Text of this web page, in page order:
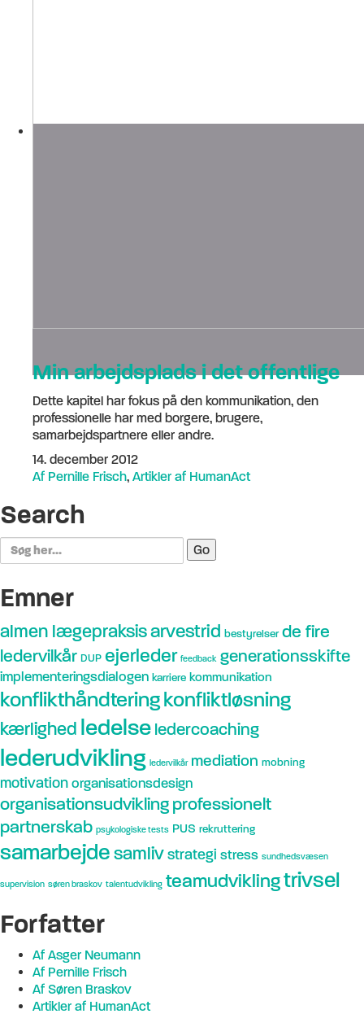
Min arbejdsplads i det offentlige
Dette kapitel har fokus på den kommunikation, den
professionelle har med borgere, brugere,
samarbejdspartnere eller andre.
14. december 2012
Af Pernille Frisch, Artikler af HumanAct
Search
Search
for:
Emner
almen lægepraksisarvestrid bestyrelser de fire
ledervilkår DUP ejerleder feedback generationsskifte
implementeringsdialogen karriere kommunikation
konflikthåndteringkonfliktløsning
kærlighed ledelse ledercoaching
lederudvikling ledervilkår mediation mobning
motivationorganisationsdesign
organisationsudviklingprofessionelt
partnerskab psykologiske tests PUS rekruttering
samarbejdesamlivstrategi stress sundhedsvæsen
supervision søren braskov talentudvikling teamudviklingtrivsel
Forfatter
Af Asger Neumann
Af Pernille Frisch
Af Søren Braskov
Artikler af HumanAct